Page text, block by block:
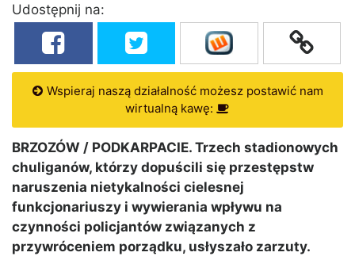
Udostępnij na:
Wspieraj naszą działalność możesz postawić nam
wirtualną kawę:
BRZOZÓW / PODKARPACIE. Trzech stadionowych
chuliganów, którzy dopuścili się przestępstw
naruszenia nietykalności cielesnej
funkcjonariuszy i wywierania wpływu na
czynności policjantów związanych z
przywróceniem porządku, usłyszało zarzuty.